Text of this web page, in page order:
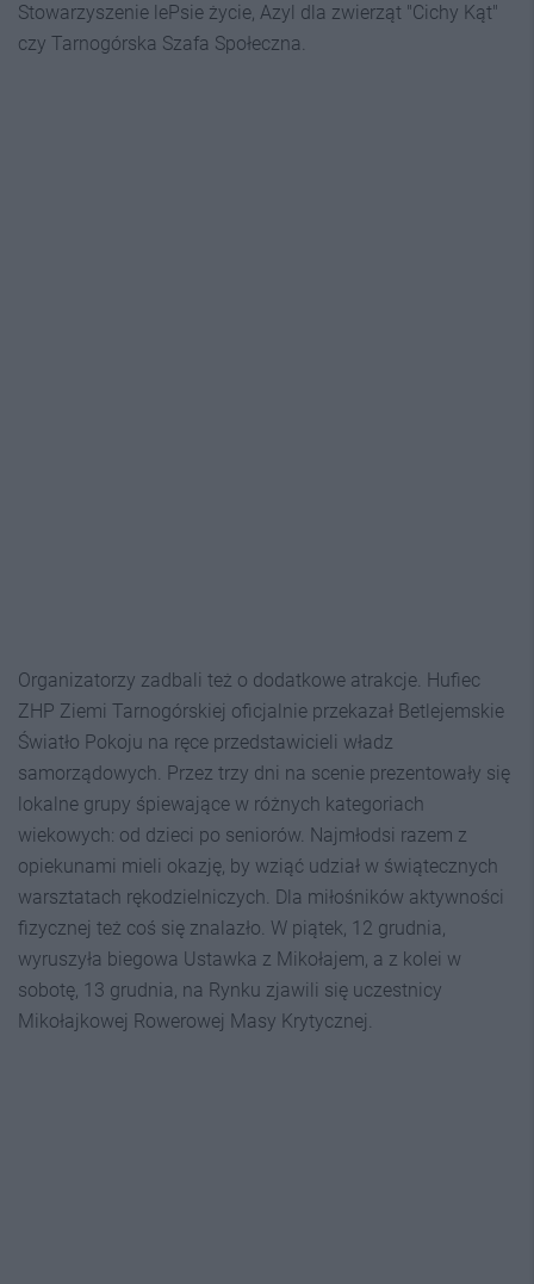
Stowarzyszenie lePsie życie, Azyl dla zwierząt "Cichy Kąt"
czy Tarnogórska Szafa Społeczna.
Organizatorzy zadbali też o dodatkowe atrakcje. Hufiec
ZHP Ziemi Tarnogórskiej oficjalnie przekazał Betlejemskie
Światło Pokoju na ręce przedstawicieli władz
samorządowych. Przez trzy dni na scenie prezentowały się
lokalne grupy śpiewające w różnych kategoriach
wiekowych: od dzieci po seniorów. Najmłodsi razem z
opiekunami mieli okazję, by wziąć udział w świątecznych
warsztatach rękodzielniczych. Dla miłośników aktywności
fizycznej też coś się znalazło. W piątek, 12 grudnia,
wyruszyła biegowa Ustawka z Mikołajem, a z kolei w
sobotę, 13 grudnia, na Rynku zjawili się uczestnicy
Mikołajkowej Rowerowej Masy Krytycznej.